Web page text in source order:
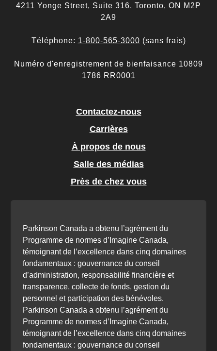
4211 Yonge Street, Suite 316, Toronto, ON M2P
2A9
Téléphone: 1-800-565-3000 (sans frais)
Numéro d'enregistrement de bienfaisance 10809
1786 RR0001
Contactez-nous
Carrières
À propos de nous
Salle des médias
Près de chez vous
Parkinson Canada a obtenu l’agrément du
Programme de normes d’Imagine Canada,
témoignant de l’excellence dans cinq domaines
fondamentaux : gouvernance du conseil
d’administration, responsabilité financière et
transparence, collecte de fonds, gestion du
personnel et participation des bénévoles.
Parkinson Canada a obtenu l’agrément du
Programme de normes d’Imagine Canada,
témoignant de l’excellence dans cinq domaines
fondamentaux : gouvernance du conseil